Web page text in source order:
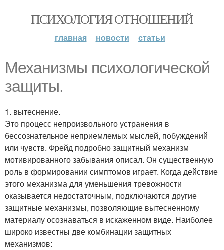
ПСИХОЛОГИЯ ОТНОШЕНИЙ
главная новости статьи
Механизмы психологической
защиты.
1. вытеснение.
Это процесс непроизвольного устранения в
бессознательное неприемлемых мыслей, побуждений
или чувств. Фрейд подробно защитный механизм
мотивированного забывания описал. Он существенную
роль в формировании симптомов играет. Когда действие
этого механизма для уменьшения тревожности
оказывается недостаточным, подключаются другие
защитные механизмы, позволяющие вытесненному
материалу осознаваться в искаженном виде. Наиболее
широко известны две комбинации защитных
механизмов: